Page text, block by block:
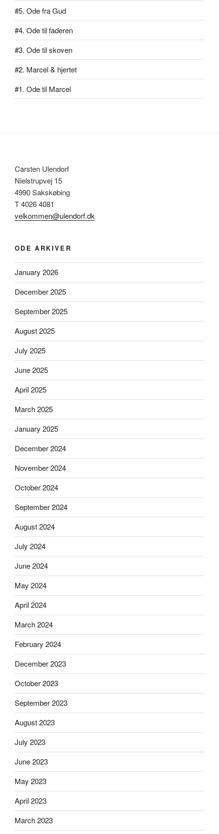
#5. Ode fra Gud
#4. Ode til faderen
#3. Ode til skoven
#2. Marcel & hjertet
#1. Ode til Marcel
Carsten Ulendorf
Nielstrupvej 15
4990 Sakskøbing
T 4026 4081
velkommen@ulendorf.dk
ODE ARKIVER
January 2026
December 2025
September 2025
August 2025
July 2025
June 2025
April 2025
March 2025
January 2025
December 2024
November 2024
October 2024
September 2024
August 2024
July 2024
June 2024
May 2024
April 2024
March 2024
February 2024
December 2023
October 2023
September 2023
August 2023
July 2023
June 2023
May 2023
April 2023
March 2023